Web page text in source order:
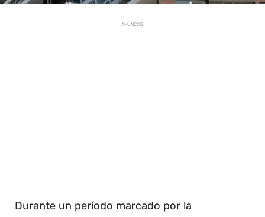
ANUNCIOS
Durante un período marcado por la